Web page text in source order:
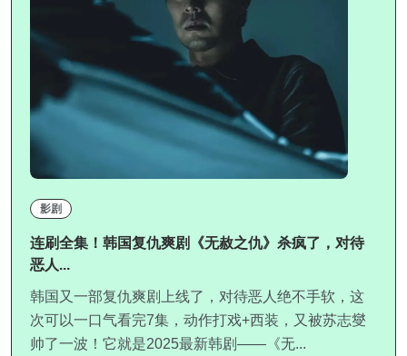
影剧
连刷全集！韩国复仇爽剧《无赦之仇》杀疯了，对待
恶人...
韩国又一部复仇爽剧上线了，对待恶人绝不手软，这
次可以一口气看完7集，动作打戏+西装，又被苏志燮
帅了一波！它就是2025最新韩剧——《无...